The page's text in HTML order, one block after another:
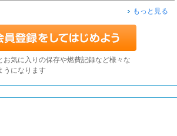
もっと見る
お気に入りの保存や燃費記録など様々な
うになります